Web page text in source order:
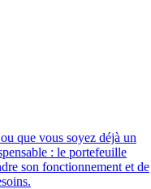
que vous soyez déjà un
: le portefeuille
son fonctionnement et de